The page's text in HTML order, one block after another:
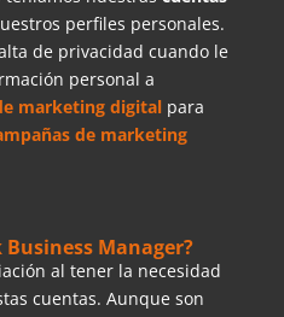
perfiles personales.
de privacidad cuando le
personal a
marketing digitalpara
de marketing
Manager?
al tener la necesidad
cuentas. Aunque son